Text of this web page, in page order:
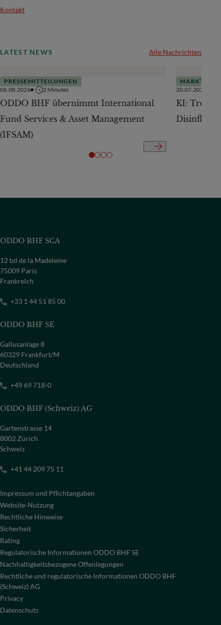
Kontakt
LATEST NEWS Alle Nachrichten
PRESSEMITTEILUNGEN
06.08.2026
2 Minutes
ODDO BHF übernimmt International
Fund Services & Asset Management
(IFSAM)
20.07.2026
KI:
ODDO BHF SCA
12 bd de la Madeleine
75009 Paris
Frankreich
+33 1 44 51 85 00
ODDO BHF SE
Gallusanlage 8
60329 Frankfurt/M
Deutschland
+49 69 718-0
ODDO BHF (Schweiz) AG
Gartenstrasse 14
8002 Zürich
Schweiz
+41 44 209 75 11
Impressum und Pflichtangaben
Website-Nutzung
Rechtliche Hinweise
Sicherheit
Rating
Regulatorische Informationen ODDO BHF SE
Nachhaltigkeitsbezogene Offenlegungen
Rechtliche und regulatorische Informationen ODDO BHF
(Schweiz) AG
Privacy
Datenschutz